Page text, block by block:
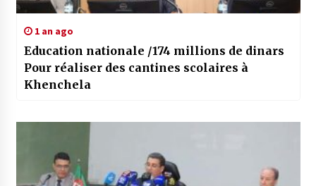
1 an ago
Education nationale /174 millions de dinars
Pour réaliser des cantines scolaires à
Khenchela